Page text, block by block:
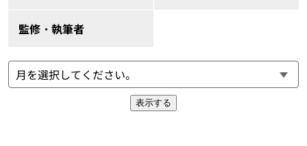
監修・執筆者
表示する